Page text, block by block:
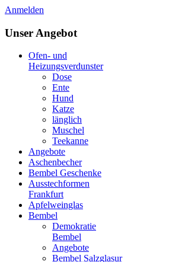
Anmelden
Unser Angebot
Ofen- und
Heizungsverdunster
Dose
Ente
Hund
Katze
länglich
Muschel
Teekanne
Angebote
Aschenbecher
Bembel Geschenke
Ausstechformen
Frankfurt
Apfelweinglas
Bembel
Demokratie
Bembel
Angebote
Bembel Salzglasur